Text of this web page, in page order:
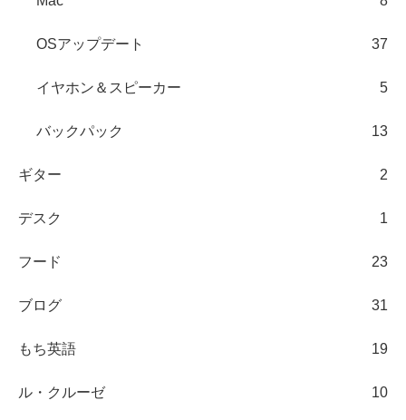
OSアップデート 37
イヤホン＆スピーカー 5
バックパック 13
ギター 2
デスク 1
フード 23
ブログ 31
もち英語 19
ル・クルーゼ 10